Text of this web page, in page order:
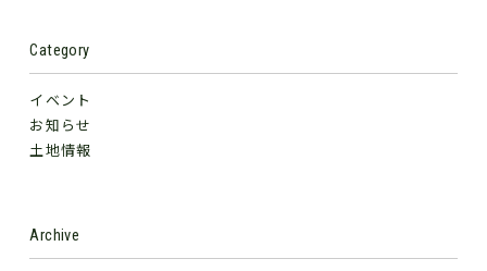
Category
イベント
お知らせ
土地情報
Archive